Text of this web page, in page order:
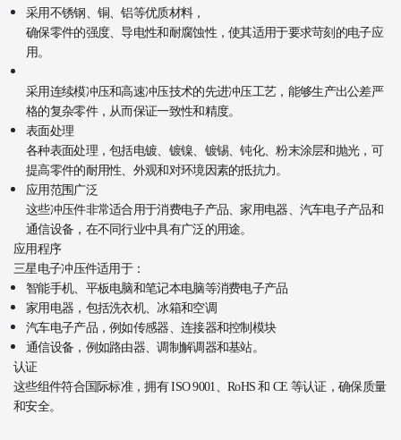
采用不锈钢、铜、铝等优质材料，
确保零件的强度、导电性和耐腐蚀性，使其适用于要求苛刻的电子应
用。
采用连续模冲压和高速冲压技术的先进冲压工艺，能够生产出公差严
格的复杂零件，从而保证一致性和精度。
表面处理
各种表面处理，包括电镀、镀镍、镀锡、钝化、粉末涂层和抛光，可
提高零件的耐用性、外观和对环境因素的抵抗力。
应用范围广泛
这些冲压件非常适合用于消费电子产品、家用电器、汽车电子产品和
通信设备，在不同行业中具有广泛的用途。
应用程序
三星电子冲压件适用于：
智能手机、平板电脑和笔记本电脑等消费电子产品
家用电器，包括洗衣机、冰箱和空调
汽车电子产品，例如传感器、连接器和控制模块
通信设备，例如路由器、调制解调器和基站。
认证
这些组件符合国际标准，拥有 ISO 9001、RoHS 和 CE 等认证，确保质量
和安全。